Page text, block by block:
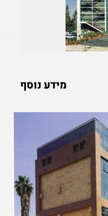
מידע נוסף